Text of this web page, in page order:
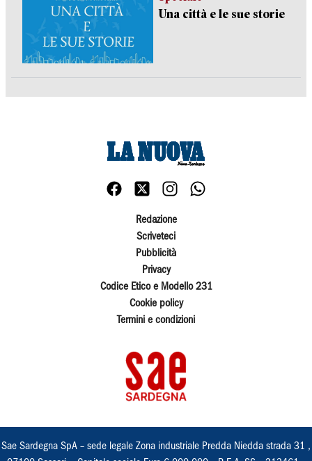
Una città e le sue storie
Redazione
Scriveteci
Pubblicità
Privacy
Codice Etico e Modello 231
Cookie policy
Termini e condizioni
Sae Sardegna SpA – sede legale Zona industriale Predda Niedda strada 31 ,